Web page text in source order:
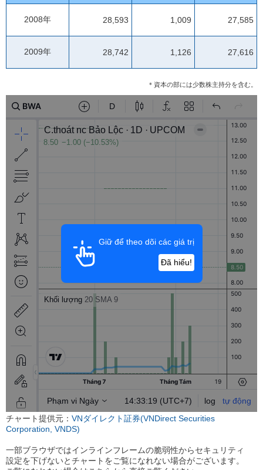
2008年 28,593 1,009 27,585
2009年 28,742 1,126 27,616
＊資本の部には少数株主持分を含む。
チャート提供元： VNダイレクト証券(VNDirect Securities
Corporation, VNDS)
一部ブラウザではインラインフレームの脆弱性からセキュリティ
設定を下げないとチャートをご覧になれない場合がございます。